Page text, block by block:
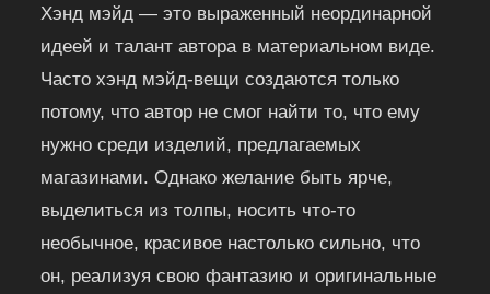
Хэнд мэйд — это выраженный неординарной
идеей и талант автора в материальном виде.
Часто хэнд мэйд-вещи создаются только
потому, что автор не смог найти то, что ему
нужно среди изделий, предлагаемых
магазинами. Однако желание быть ярче,
выделиться из толпы, носить что-то
необычное, красивое настолько сильно, что
он, реализуя свою фантазию и оригинальные